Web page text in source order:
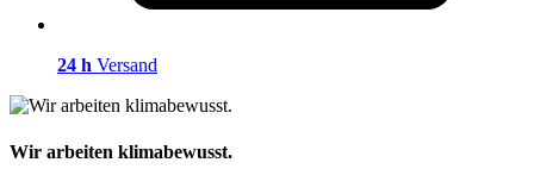
24 h Versand
Wir arbeiten klimabewusst.